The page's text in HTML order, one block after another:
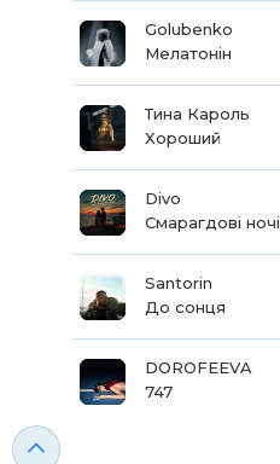
Golubenko
Мелатонін
Тина Кароль
Хороший
Divo
Смарагдові ночі
Santorin
До сонця
DOROFEEVA
747